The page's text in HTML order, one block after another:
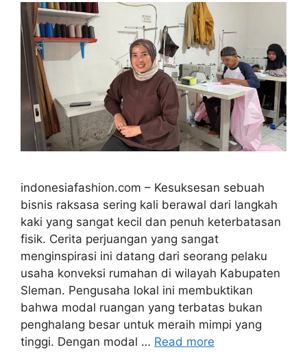
indonesiafashion.com – Kesuksesan sebuah
bisnis raksasa sering kali berawal dari langkah
kaki yang sangat kecil dan penuh keterbatasan
fisik. Cerita perjuangan yang sangat
menginspirasi ini datang dari seorang pelaku
usaha konveksi rumahan di wilayah Kabupaten
Sleman. Pengusaha lokal ini membuktikan
bahwa modal ruangan yang terbatas bukan
penghalang besar untuk meraih mimpi yang
tinggi. Dengan modal … Read more